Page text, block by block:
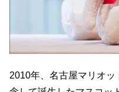
2010年、名古屋マリオ